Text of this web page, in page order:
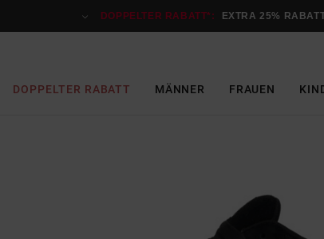
DOPPELTER RABATT*: EXTRA 25%
DOPPELTER RABATT MÄNNER FRAUEN